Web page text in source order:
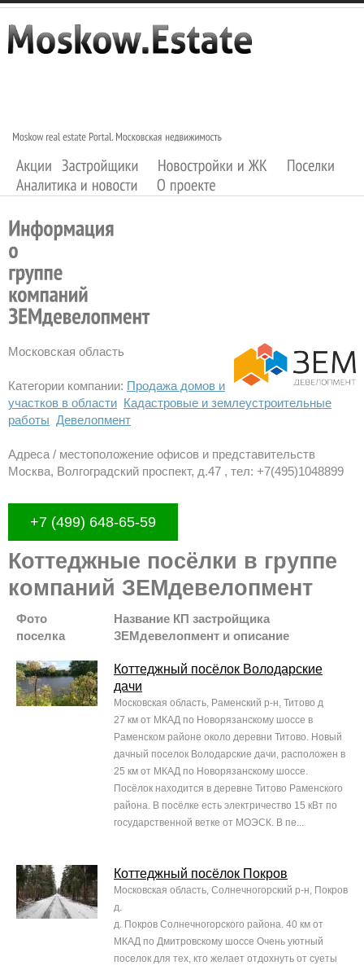
Московская область
Категории компании: Продажа домов и
участков в области Кадастровые и землеустроительные
работы Девелопмент
Адреса / местоположение офисов и представительств
Москва, Волгоградский проспект, д.47 , тел: +7(495)1048899
+7 (499) 648-65-59
Коттеджные посёлки в группе
компаний ЗЕМдевелопмент
Фото
поселка
Название КП застройщика
ЗЕМдевелопмент и описание
Коттеджный посёлок Володарские
дачи
Московская область, Раменский р-н, Титово д
27 км от МКАД по Новорязанскому шоссе в
Раменском районе около деревни Титово. Новый
дачный поселок Володарские дачи, расположен в
25 км от МКАД по Новорязанскому шоссе.
Посёлок находится в деревне Титово Раменского
района. В посёлке есть электричество 15 кВт по
государственной ветке от МОЭСК. В пе...
Коттеджный посёлок Покров
Московская область, Солнечногорский р-н, Покров
д.
д. Покров Солнечногорского района. 40 км от
МКАД по Дмитровскому шоссе Очень уютный
поселок для тех, кто желает отдохнуть от суеты